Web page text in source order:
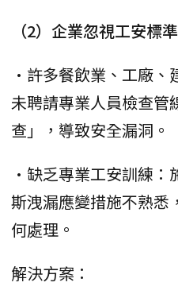
（2）企業忽視工安標準
•許多餐飲業、工廠、
未聘請專業人員檢查管
查」，導致安全漏洞。
•缺乏專業工安訓練：
斯洩漏應變措施不熟悉
何處理。
解決方案：